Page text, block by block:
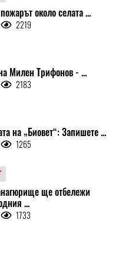
около селата ...
2219
Милен Трифонов - ...
2183
на „Биовет“: Запишете ...
1265
ще отбележи
...
1733